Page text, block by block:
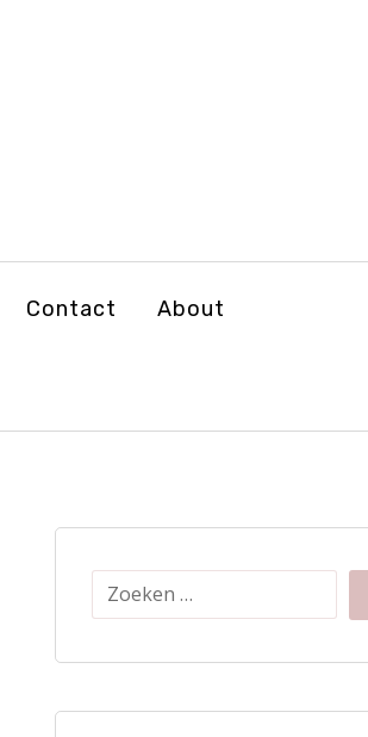
Contact About